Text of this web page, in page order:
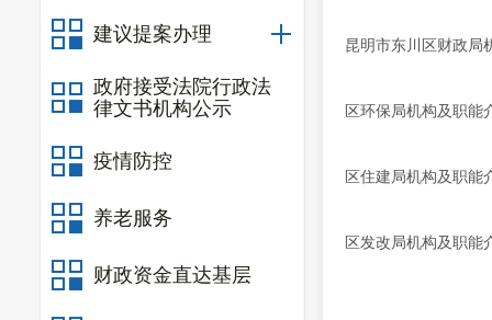
建议提案办理
政府接受法院行政法
律文书机构公示
疫情防控
养老服务
财政资金直达基层
昆明市东川区财政局
区环保局机构及职能
区住建局机构及职能
区发改局机构及职能